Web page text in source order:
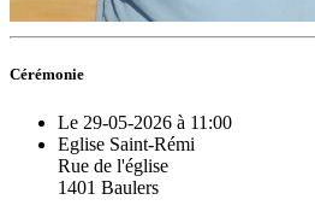
Cérémonie
Le 29-05-2026 à 11:00
Eglise Saint-Rémi
Rue de l'église
1401 Baulers